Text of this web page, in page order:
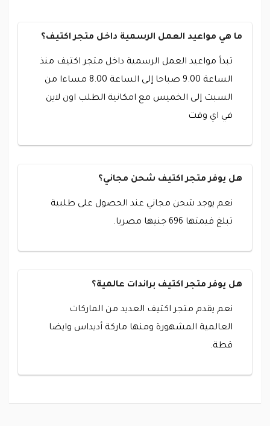
ما هي مواعيد العمل الرسمية داخل متجر اكتيف؟
تبدأ مواعيد العمل الرسمية داخل متجر اكتيف منذ
الساعة 9.00 صباحا إلى الساعة 8.00 مساءا من
السبت إلى الخميس مع امكانية الطلب اون لاين
في اي وقت
هل يوفر متجر اكتيف شحن مجاني؟
نعم يوجد شحن مجاني عند الحصول على طلبية
تبلغ قيمتها 696 جنيها مصريا.
هل يوفر متجر اكتيف براندات عالمية؟
نعم يقدم متجر اكتيف العديد من الماركات
العالمية المشهورة ومنها ماركة أديداس وايضا
قطة.